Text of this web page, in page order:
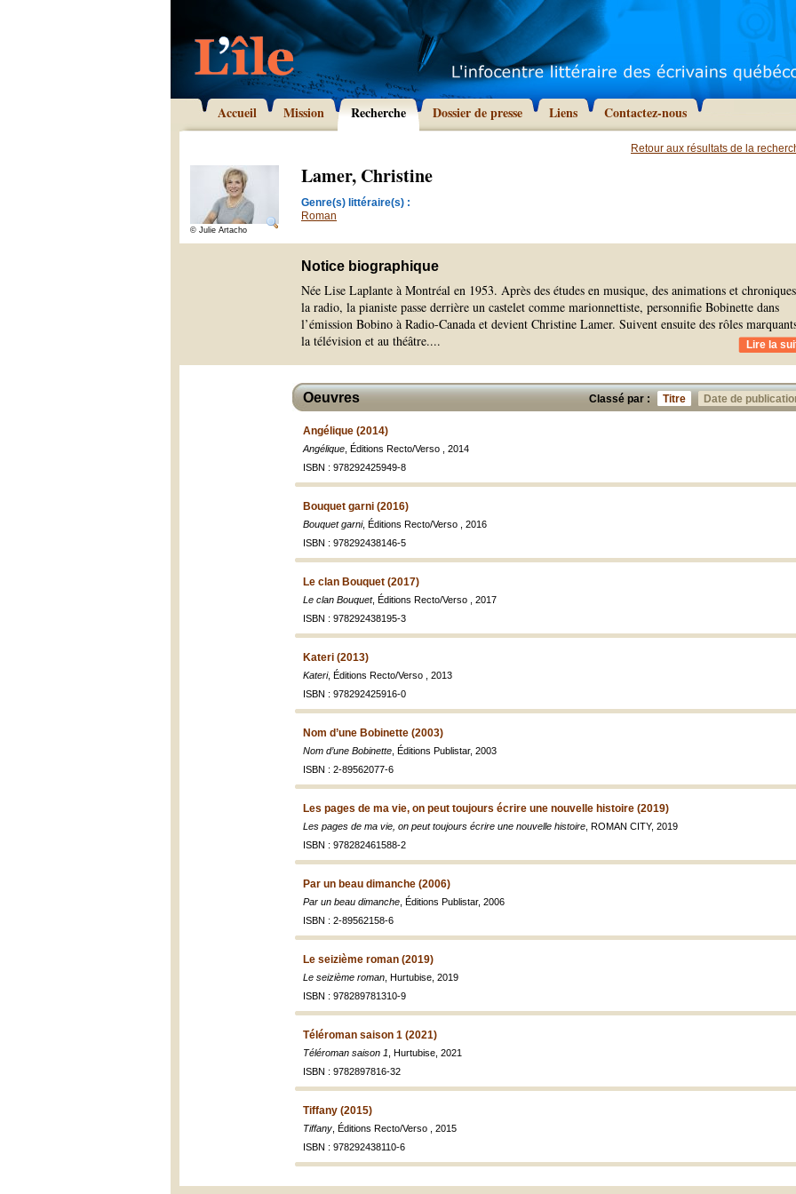
Accueil Mission Recherche Dossier de presse Liens Contactez-nous
Retour aux résultats de la
© Julie Artacho
Lamer, Christine
Genre(s) littéraire(s) :
Roman
Notice biographique
Née Lise Laplante à Montréal en 1953. Après des études en musique, des animations et
la radio, la pianiste passe derrière un castelet comme marionnettiste, personnifie Bobinette dans
l’émission Bobino à Radio-Canada et devient Christine Lamer. Suivent ensuite des rôles
la télévision et au théâtre.... Lire la
Classé par : Titre Date de
Oeuvres
Angélique (2014)
Angélique , Éditions Recto/Verso , 2014
ISBN : 978292425949-8
Bouquet garni (2016)
Bouquet garni, Éditions Recto/Verso , 2016
ISBN : 978292438146-5
Le clan Bouquet (2017)
Le clan Bouquet, Éditions Recto/Verso , 2017
ISBN : 978292438195-3
Kateri (2013)
Kateri, Éditions Recto/Verso , 2013
ISBN : 978292425916-0
Nom d’une Bobinette (2003)
Nom d’une Bobinette , Éditions Publistar, 2003
ISBN : 2-89562077-6
Les pages de ma vie, on peut toujours écrire une nouvelle histoire (2019)
Les pages de ma vie, on peut toujours écrire une nouvelle histoire , ROMAN CITY, 2019
ISBN : 978282461588-2
Par un beau dimanche (2006)
Par un beau dimanche , Éditions Publistar, 2006
ISBN : 2-89562158-6
Le seizième roman (2019)
Le seizième roman , Hurtubise, 2019
ISBN : 978289781310-9
Téléroman saison 1 (2021)
Téléroman saison 1 , Hurtubise, 2021
ISBN : 9782897816-32
Tiffany (2015)
Tiffany , Éditions Recto/Verso , 2015
ISBN : 978292438110-6